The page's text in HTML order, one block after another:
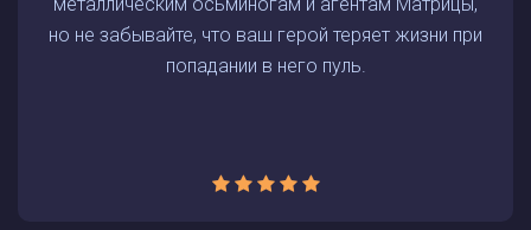
но не забывайте, что ваш герой теряет жизни при
попадании в него пуль.